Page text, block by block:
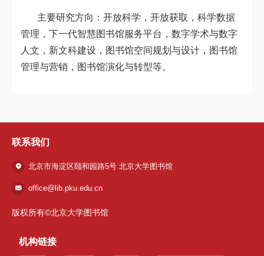
主要研究方向：开放科学，开放获取，科学数据
管理，下一代智慧图书馆服务平台，数字学术与数字
人文，新文科建设，图书馆空间规划与设计，图书馆
管理与营销，图书馆演化与转型等。
联系我们
北京市海淀区颐和园路5号 北京大学图书馆
office@lib.pku.edu.cn
版权所有©北京大学图书馆
机构链接